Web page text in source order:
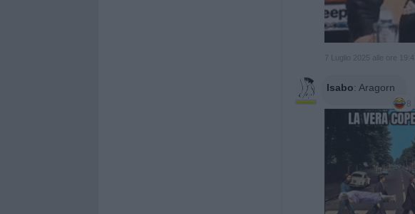
7 Luglio 2025 alle ore 19:41
Isabo: Aragorn
8